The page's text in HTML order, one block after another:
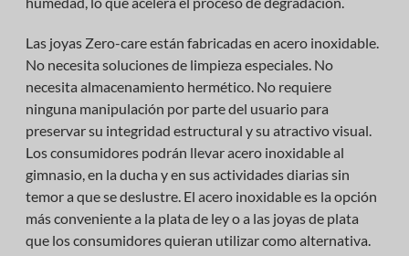
Las joyas Zero-care están fabricadas en acero inoxidable.
No necesita soluciones de limpieza especiales. No
necesita almacenamiento hermético. No requiere
ninguna manipulación por parte del usuario para
preservar su integridad estructural y su atractivo visual.
Los consumidores podrán llevar acero inoxidable al
gimnasio, en la ducha y en sus actividades diarias sin
temor a que se deslustre. El acero inoxidable es la opción
más conveniente a la plata de ley o a las joyas de plata
que los consumidores quieran utilizar como alternativa.